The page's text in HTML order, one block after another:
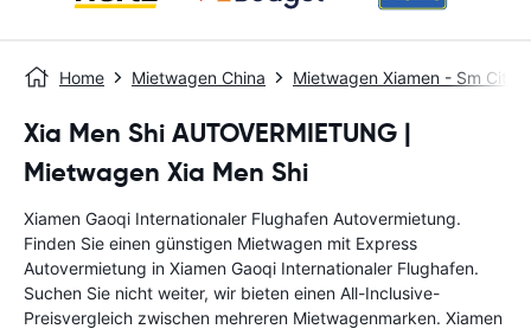
Home Mietwagen China Mietwagen Xiamen - Sm City
Xia Men Shi AUTOVERMIETUNG |
Mietwagen Xia Men Shi
Xiamen Gaoqi Internationaler Flughafen Autovermietung.
Finden Sie einen günstigen Mietwagen mit Express
Autovermietung in Xiamen Gaoqi Internationaler Flughafen.
Suchen Sie nicht weiter, wir bieten einen All-Inclusive-
Preisvergleich zwischen mehreren Mietwagenmarken. Xiamen